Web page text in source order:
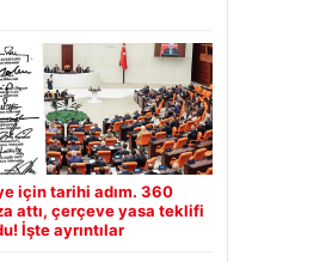
için tarihi adım. 360
attı, çerçeve yasa teklifi
İşte ayrıntılar